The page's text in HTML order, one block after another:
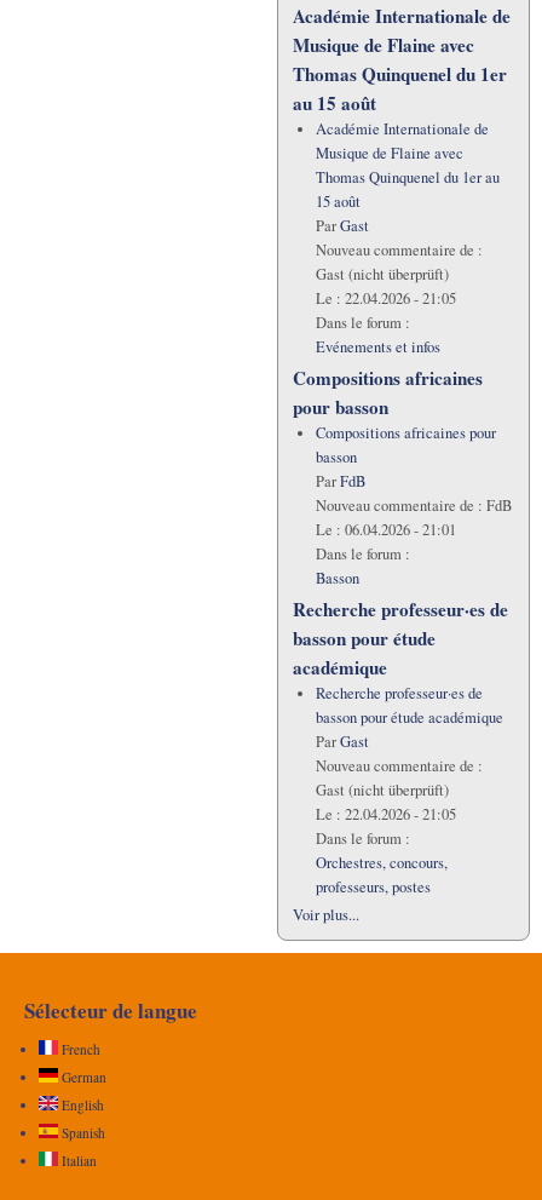
Académie Internationale de
Musique de Flaine avec
Thomas Quinquenel du 1er
au 15 août
Académie Internationale de
Musique de Flaine avec
Thomas Quinquenel du 1er au
15 août
ParGast
Nouveau commentaire de :
Gast (nicht überprüft)
Le : 22.04.2026 - 21:05
Dans le forum :
Evénements et infos
Compositions africaines
pour basson
Compositions africaines pour
basson
ParFdB
Nouveau commentaire de : FdB
Le : 06.04.2026 - 21:01
Dans le forum :
Basson
Recherche professeur·es de
basson pour étude
académique
Recherche professeur·es de
basson pour étude académique
ParGast
Nouveau commentaire de :
Gast (nicht überprüft)
Le : 22.04.2026 - 21:05
Dans le forum :
Orchestres, concours,
professeurs, postes
Voir plus...
Sélecteur de langue
French
German
English
Spanish
Italian